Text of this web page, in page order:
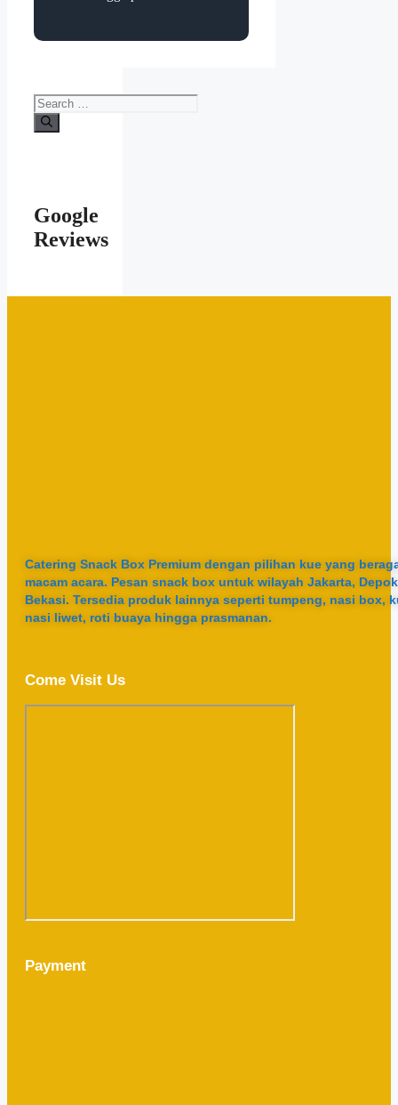
Search
for:
Google
Reviews
Catering Snack Box Premium dengan pilihan kue yang
macam acara. Pesan snack box untuk wilayah Jakarta,
Bekasi. Tersedia produk lainnya seperti tumpeng, nasi box,
nasi liwet, roti buaya hingga prasmanan.
Come Visit Us
Payment